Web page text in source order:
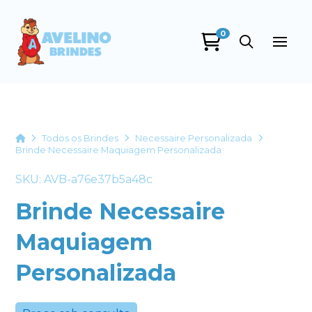
0
HomeTodos os Brindes
Necessaire Personalizada
Brinde Necessaire Maquiagem Personalizada
SKU: AVB-a76e37b5a48c
Brinde Necessaire
Maquiagem
Personalizada
+55